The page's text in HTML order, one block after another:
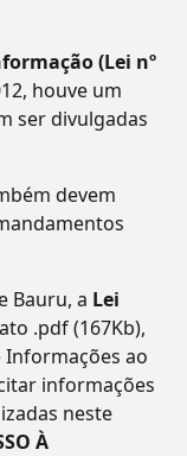
(Lei nº
houve um
ser divulgadas
devem
Bauru, a Lei
.pdf (167Kb),
Informações ao
informações
neste
À